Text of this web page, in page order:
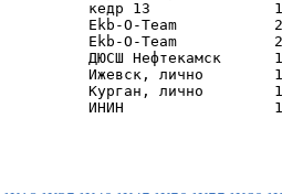
кедр 13
Ekb-O-Team
Ekb-O-Team
ДЮСШ
Ижевск, лично
Курган, лично